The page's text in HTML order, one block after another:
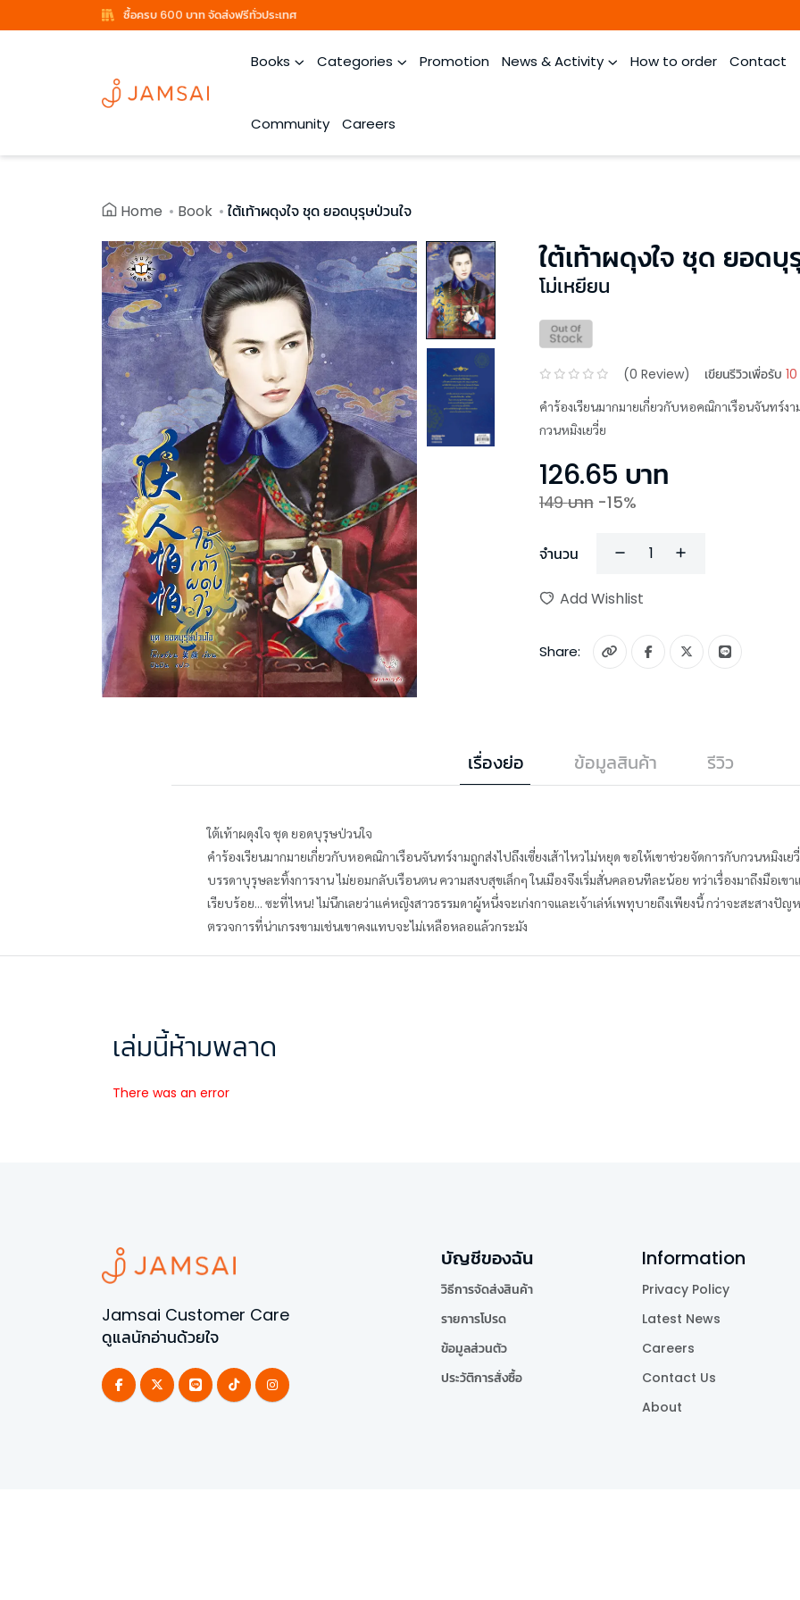
ซื้อครบ 600 บาท จัดส่งฟรีทั่วประเทศ
Books Categories Promotion News & Activity How to order Contact
Community Careers
Home Book ใต้เท้าผดุงใจ ชุด ยอดบุรุษป่วนใจ
ใต้เท้าผดุงใจ ชุด ยอดบุ
โม่เหยียน
(0 Review) เขียนรีวิวเพื่อรับ
คำร้องเรียนมากมายเกี่ยวกับหอคณิกาเรือนจันทร์งา
กวนหมิงเยวี่ย
126.65 บาท
149บาท -15%
จำนวน
Add Wishlist
Share:
เรื่องย่อ ข้อมูลสินค้า รีวิว
ใต้เท้าผดุงใจ ชุด ยอดบุรุษป่วนใจ
คำร้องเรียนมากมายเกี่ยวกับหอคณิกาเรือนจันทร์งามถูกส่งไปถึงเซี่ยงเส้าไหวไม่หยุด ขอให้เขาช่วยจัดการกับกวนหมิง
บรรดาบุรุษละทิ้งการงาน ไม่ยอมกลับเรือนตน ความสงบสุขเล็กๆ ในเมืองจึงเริ่มสั่นคลอนทีละน้อย ทว่าเรื่องมาถึงมือเขา
เรียบร้อย... ซะที่ไหน! ไม่นึกเลยว่าแค่หญิงสาวธรรมดาผู้หนึ่งจะเก่งกาจและเจ้าเล่ห์เพทุบายถึงเพียงนี้ กว่าจะสะสางปั
ตรวจการที่น่าเกรงขามเช่นเขาคงแทบจะไม่เหลือหลอแล้วกระมัง
เล่มนี้ห้ามพลาด
There was an error
Jamsai Customer Care
ดูแลนักอ่านด้วยใจ
บัญชีของฉัน
วิธีการจัดส่งสินค้า
รายการโปรด
ข้อมูลส่วนตัว
ประวัติการสั่งซื้อ
Information
Privacy Policy
Latest News
Careers
Contact Us
About